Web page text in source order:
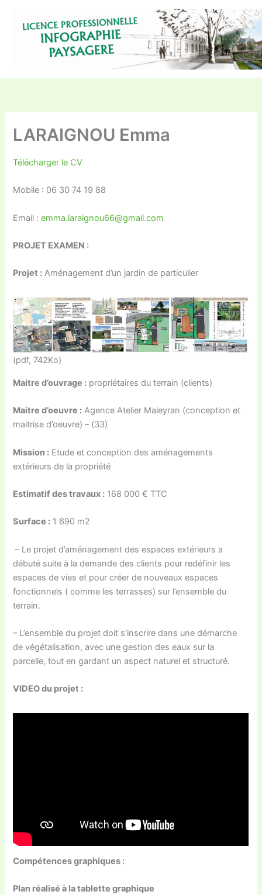
LARAIGNOU Emma
Télécharger le CV
Mobile : 06 30 74 19 88
Email :emma.laraignou66@gmail.com
PROJET EXAMEN :
Projet : Aménagement d’un jardin de particulier
(pdf, 742Ko)
Maitre d’ouvrage : propriétaires du terrain (clients)
Maitre d’oeuvre : Agence Atelier Maleyran (conception et
maitrise d’oeuvre) – (33)
Mission : Etude et conception des aménagements
extérieurs de la propriété
Estimatif des travaux : 168 000 € TTC
Surface : 1 690 m2
– Le projet d’aménagement des espaces extérieurs a
débuté suite à la demande des clients pour redéfinir les
espaces de vies et pour créer de nouveaux espaces
fonctionnels ( comme les terrasses) sur l’ensemble du
terrain.
– L’ensemble du projet doit s’inscrire dans une démarche
de végétalisation, avec une gestion des eaux sur la
parcelle, tout en gardant un aspect naturel et structuré.
VIDEO du projet :
Compétences graphiques :
Plan réalisé à la tablette graphique